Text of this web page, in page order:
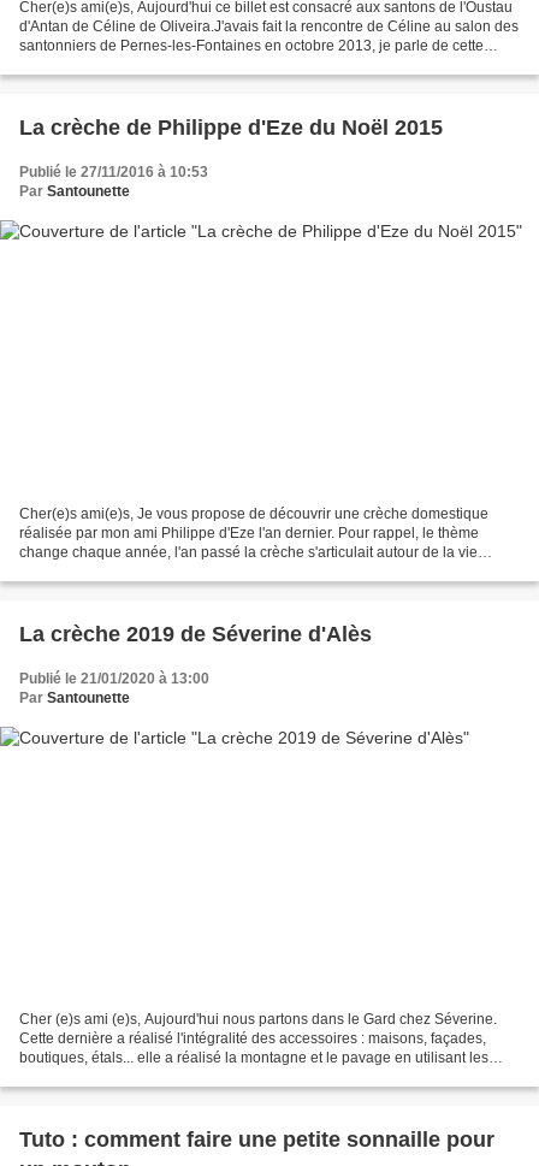
Cher(e)s ami(e)s, Aujourd'hui ce billet est consacré aux santons de l'Oustau
d'Antan de Céline de Oliveira.J'avais fait la rencontre de Céline au salon des
santonniers de Pernes-les-Fontaines en octobre 2013, je parle de cette
La crèche de Philippe d'Eze du Noël 2015
Publié le 27/11/2016 à 10:53
Par Santounette
Cher(e)s ami(e)s, Je vous propose de découvrir une crèche domestique
réalisée par mon ami Philippe d'Eze l'an dernier. Pour rappel, le thème
change chaque année, l'an passé la crèche s'articulait autour de la vie
La crèche 2019 de Séverine d'Alès
Publié le 21/01/2020 à 13:00
Par Santounette
Cher (e)s ami (e)s, Aujourd'hui nous partons dans le Gard chez Séverine.
Cette dernière a réalisé l'intégralité des accessoires : maisons, façades,
boutiques, étals... elle a réalisé la montagne et le pavage en utilisant les
Tuto : comment faire une petite sonnaille pour